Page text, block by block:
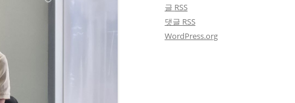
글 RSS
댓글 RSS
WordPress.org